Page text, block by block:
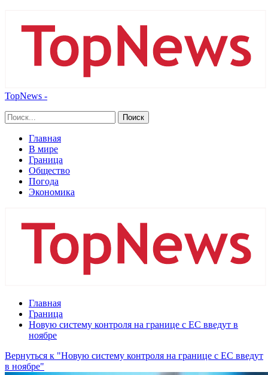
TopNews -
Главная
В мире
Граница
Общество
Погода
Экономика
Главная
Граница
Новую систему контроля на границе с ЕС введут в
ноябре
Вернуться к "Новую систему контроля на границе с ЕС введут
в ноябре"